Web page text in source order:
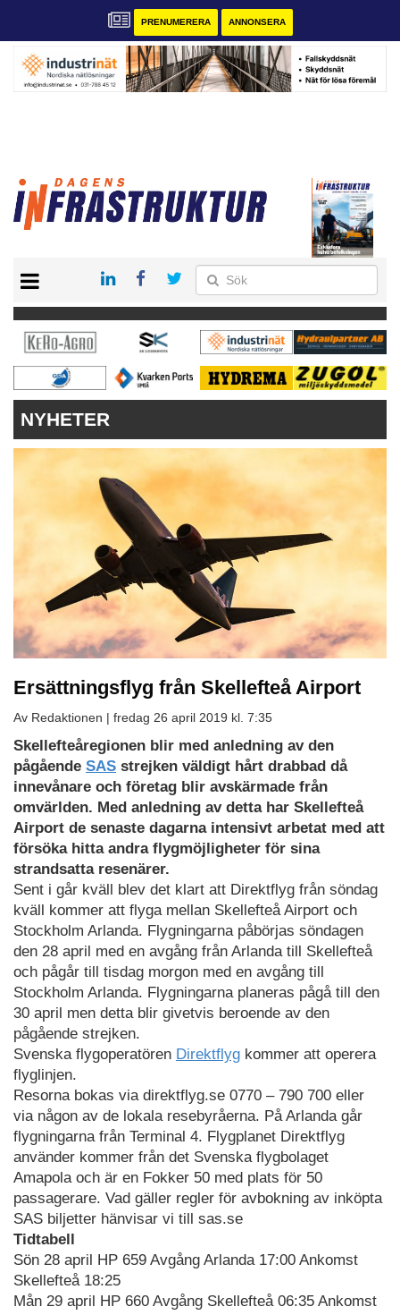
PRENUMERERA ANNONSERA
KONTAKT
VÅRA ANDRA MAGASIN
PRENUMERERA
ANNONSERA
NYHETER
Ersättningsflyg från Skellefteå Airport
Av Redaktionen | fredag 26 april 2019 kl. 7:35
Skellefteåregionen blir med anledning av den
pågående SAS strejken väldigt hårt drabbad då
innevånare och företag blir avskärmade från
omvärlden. Med anledning av detta har Skellefteå
Airport de senaste dagarna intensivt arbetat med att
försöka hitta andra flygmöjligheter för sina
strandsatta resenärer.
Sent i går kväll blev det klart att Direktflyg från söndag
kväll kommer att flyga mellan Skellefteå Airport och
Stockholm Arlanda. Flygningarna påbörjas söndagen
den 28 april med en avgång från Arlanda till Skellefteå
och pågår till tisdag morgon med en avgång till
Stockholm Arlanda. Flygningarna planeras pågå till den
30 april men detta blir givetvis beroende av den
pågående strejken.
Svenska flygoperatören Direktflyg kommer att operera
flyglinjen.
Resorna bokas via direktflyg.se 0770 – 790 700 eller
via någon av de lokala resebyråerna. På Arlanda går
flygningarna från Terminal 4. Flygplanet Direktflyg
använder kommer från det Svenska flygbolaget
Amapola och är en Fokker 50 med plats för 50
passagerare. Vad gäller regler för avbokning av inköpta
SAS biljetter hänvisar vi till sas.se
Tidtabell
Sön 28 april HP 659 Avgång Arlanda 17:00 Ankomst
Skellefteå 18:25
Mån 29 april HP 660 Avgång Skellefteå 06:35 Ankomst